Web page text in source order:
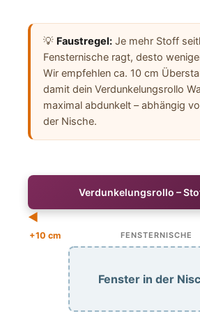
💡 Faustregel: Je mehr Stoff
Fensternische ragt, desto
Wir empfehlen ca. 10 cm
damit dein Verdunkelungsrollo
maximal abdunkelt – abhängig
der Nische.
Verdunkelungsrollo –
◄
+10 cm FENSTERNISCHE
Fenster in der